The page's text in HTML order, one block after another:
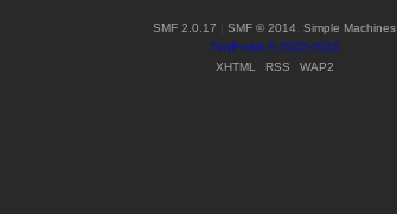
SMF 2.0.17 SMF © 2014
Simple Machines
TinyPortal © 2005-2015
XHTML
RSS WAP2